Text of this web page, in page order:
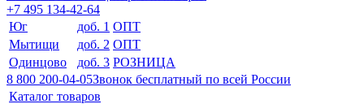
+7 495 134-42-64
Юг
доб. 1 ОПТ
Мытищи
доб. 2 ОПТ
Одинцово
доб. 3 РОЗНИЦА
8 800 200-04-05Звонок бесплатный по всей России
Каталог товаров